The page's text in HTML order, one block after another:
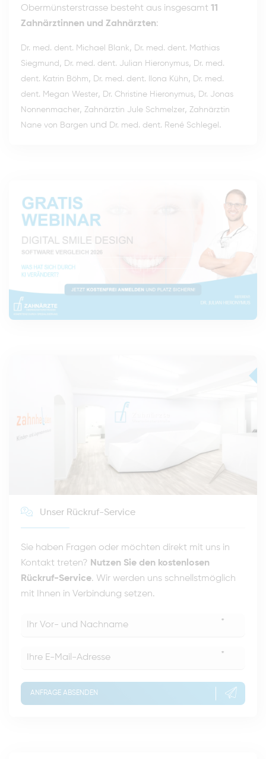
Obermünsterstrasse besteht aus insgesamt 11
Zahnärztinnen und Zahnärzten:
Dr. med. dent. Michael Blank, Dr. med. dent. Mathias
Siegmund , Dr. med. dent. Julian Hieronymus, Dr. med.
dent. Katrin Böhm, Dr. med. dent. Ilona Kühn, Dr. med.
dent. Megan Wester, Dr. Christine Hieronymus, Dr. Jonas
Nonnenmacher, Zahnärztin Jule Schmelzer, Zahnärztin
Nane von Bargen und Dr. med. dent. René Schlegel .
Unser Rückruf-Service
Sie haben Fragen oder möchten direkt mit uns in
Kontakt treten? Nutzen Sie den kostenlosen
Rückruf-Service. Wir werden uns schnellstmöglich
mit Ihnen in Verbindung setzen.
*
*
ANFRAGE ABSENDEN